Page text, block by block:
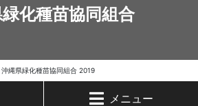
メニュー
化種苗協同組合
縄県緑化種苗協同組合 2019